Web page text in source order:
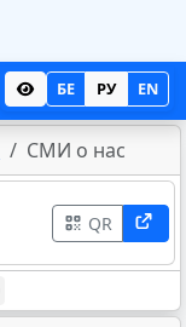
БЕ РУ EN
СМИ о нас
QR